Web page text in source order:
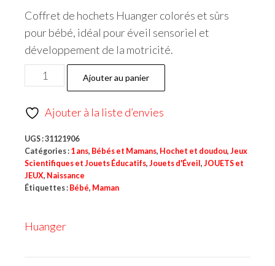
Coffret de hochets Huanger colorés et sûrs
pour bébé, idéal pour éveil sensoriel et
développement de la motricité.
Ajouter au panier
Ajouter à la liste d’envies
UGS :31121906
Catégories : 1 ans, Bébés et Mamans, Hochet et doudou, Jeux
Scientifiques et Jouets Éducatifs, Jouets d'Éveil , JOUETS et
JEUX, Naissance
Étiquettes : Bébé, Maman
Huanger